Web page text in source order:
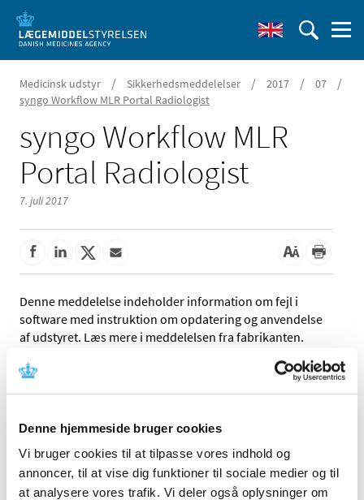
Denne hjemmeside bruger cookies
Vi bruger cookies til at tilpasse vores indhold og
annoncer, til at vise dig funktioner til sociale medier og til
at analysere vores trafik. Vi deler også oplysninger om
Medicinsk udstyr / Sikkerhedsmeddelelser / 2017 / 07 /
syngo Workflow MLR Portal Radiologist
syngo Workflow MLR
Portal Radiologist
7. juli 2017
Denne meddelelse indeholder information om fejl i
software med instruktion om opdatering og anvendelse
af udstyret. Læs mere i meddelelsen fra fabrikanten.
Referencer
Fabrikant: Siemens Healthcare GmbH
Fabrikantens referencenummer: PM00083179
Lægemiddelstyrelsens sagsnummer: 2017070999